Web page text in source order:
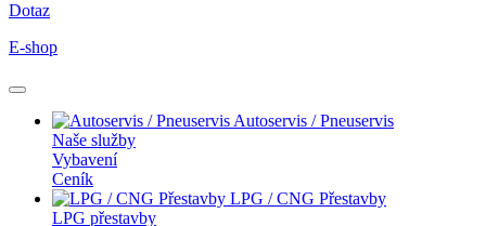
Dotaz
E-shop
Autoservis / Pneuservis
Naše služby
Vybavení
Ceník
LPG / CNG Přestavby
LPG přestavby